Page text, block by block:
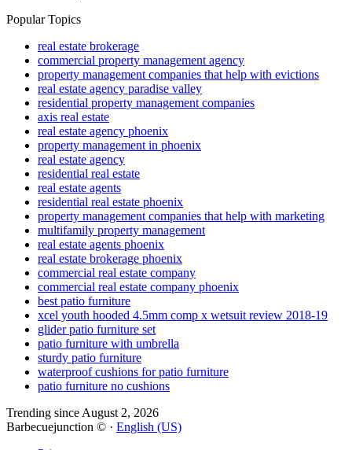
Popular Topics
real estate brokerage
commercial property management agency
property management companies that help with evictions
real estate agency paradise valley
residential property management companies
axis real estate
real estate agency phoenix
property management in phoenix
real estate agency
residential real estate
real estate agents
residential real estate phoenix
property management companies that help with marketing
multifamily property management
real estate agents phoenix
real estate brokerage phoenix
commercial real estate company
commercial real estate company phoenix
best patio furniture
xcel youth hooded 4.5mm comp x wetsuit review 2018-19
glider patio furniture set
patio furniture with umbrella
sturdy patio furniture
waterproof cushions for patio furniture
patio furniture no cushions
Trending since August 2, 2026
Barbecuejunction © · English (US)